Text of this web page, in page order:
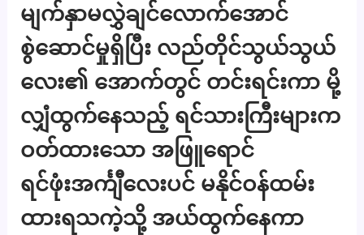
မျက်နှာမလွှဲချင်လောက်အောင်
စွဲဆောင်မှုရှိပြီး လည်တိုင်သွယ်သွယ်
လေး၏ အောက်တွင် တင်းရင်းကာ မို့
လျှံထွက်နေသည့် ရင်သားကြီးများက
ဝတ်ထားသော အဖြူရောင်
ရင်ဖုံးအင်္ကျီလေးပင် မနိုင်ဝန်ထမ်း
ထားရသကဲ့သို့ အယ်ထွက်နေကာ